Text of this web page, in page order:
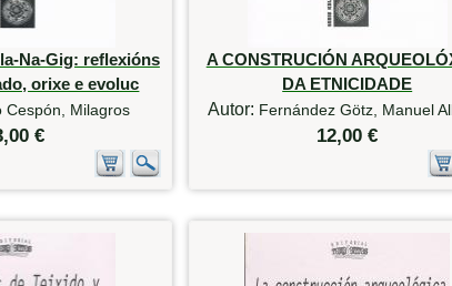
Na-Gig: reflexións
orixe e evoluc
Cespón, Milagros
€
A CONSTRUCIÓN
DA ETNICIDADE
Autor: Fernández Götz, Manuel
12,00 €